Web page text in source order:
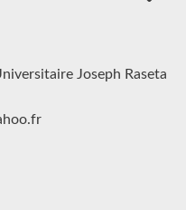
Joseph Raseta